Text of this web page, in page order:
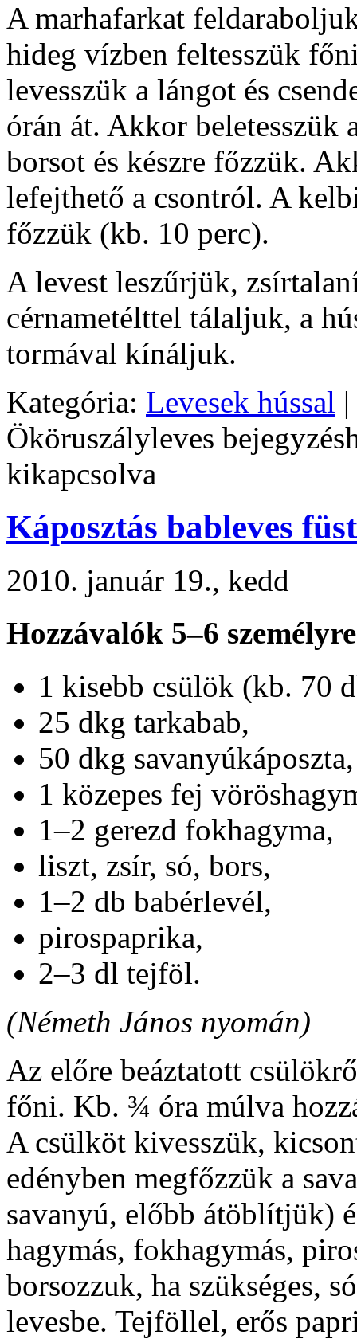
A marhafarkat
hideg vízben feltesszük
levesszük a lángot és
órán át. Akkor beletesszük
borsot és készre főzzük.
lefejthető a csontról. A
főzzük (kb. 10 perc).
A levest leszűrjük,
cérnametélttel tálaljuk, a
tormával kínáljuk.
Kategória: Levesek hússal
Ököruszályleves
kikapcsolva
Káposztás bableves
2010. január 19., kedd
Hozzávalók 5–6
1 kisebb csülök (kb. 70
25 dkg tarkabab,
50 dkg savanyúkáposzta,
1 közepes fej
1–2 gerezd fokhagyma,
liszt, zsír, só, bors,
1–2 db babérlevél,
pirospaprika,
2–3 dl tejföl.
(Németh János nyomán)
Az előre beáztatott
főni. Kb. ¾ óra múlva
A csülköt kivesszük,
edényben megfőzzük a
savanyú, előbb átöblítjük)
hagymás, fokhagymás,
borsozzuk, ha szükséges,
levesbe. Tejföllel, erős